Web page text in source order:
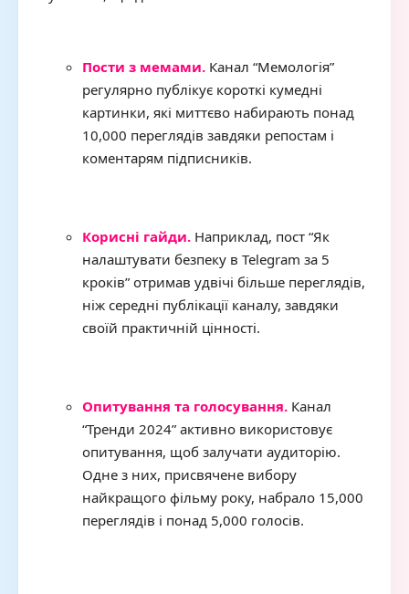
Пости з мемами. Канал “Мемологія”
регулярно публікує короткі кумедні
картинки, які миттєво набирають понад
10,000 переглядів завдяки репостам і
коментарям підписників.
Корисні гайди. Наприклад, пост “Як
налаштувати безпеку в Telegram за 5
кроків” отримав удвічі більше переглядів,
ніж середні публікації каналу, завдяки
своїй практичній цінності.
Опитування та голосування. Канал
“Тренди 2024” активно використовує
опитування, щоб залучати аудиторію.
Одне з них, присвячене вибору
найкращого фільму року, набрало 15,000
переглядів і понад 5,000 голосів.